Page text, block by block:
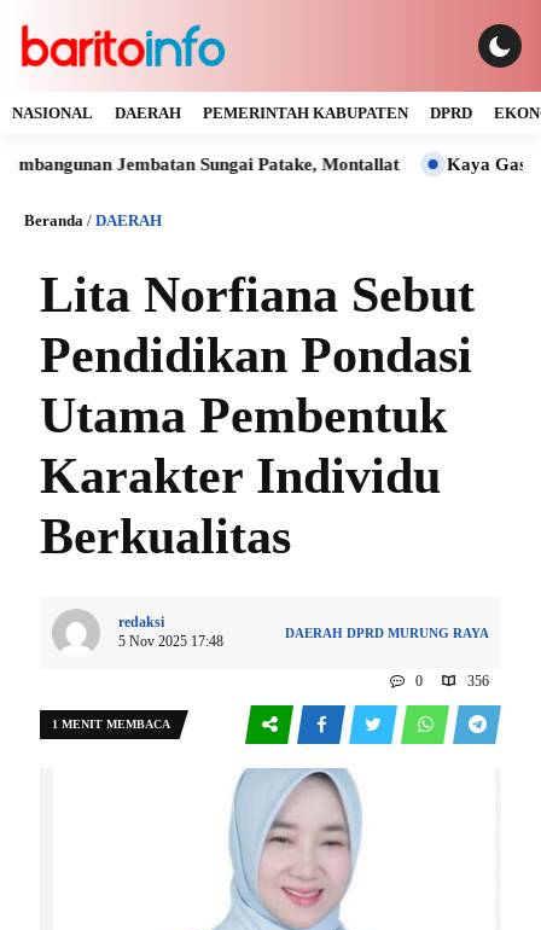
NASIONAL DAERAH PEMERINTAH KABUPATEN DPRD
Jembatan Sungai Patake, Montallat Kaya Gas dan
Beranda / DAERAH
Lita Norfiana Sebut
Pendidikan Pondasi
Utama Pembentuk
Karakter Individu
Berkualitas
redaksi
5 Nov 2025 17:48
DAERAH DPRD MURUNG RAYA
0 356
1 MENIT MEMBACA